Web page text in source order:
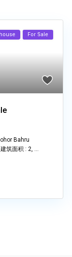
For Sale
Bahru
筑面积 : 2, ...